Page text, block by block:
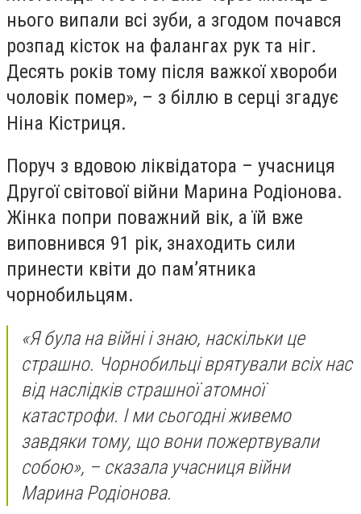
нього випали всі зуби, а згодом почався
розпад кісток на фалангах рук та ніг.
Десять років тому після важкої хвороби
чоловік помер», – з біллю в серці згадує
Ніна Кістриця.
Поруч з вдовою ліквідатора – учасниця
Другої світової війни Марина Родіонова.
Жінка попри поважний вік, а їй вже
виповнився 91 рік, знаходить сили
принести квіти до пам’ятника
чорнобильцям.
«Я була на війні і знаю, наскільки це
страшно. Чорнобильці врятували всіх нас
від наслідків страшної атомної
катастрофи. І ми сьогодні живемо
завдяки тому, що вони пожертвували
собою», – сказала учасниця війни
Марина Родіонова.